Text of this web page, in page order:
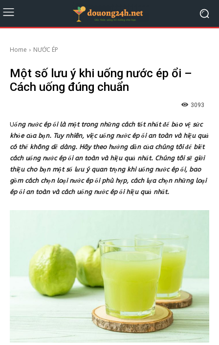
Home NƯỚC ÉP
Một số lưu ý khi uống nước ép ổi –
Cách uống đúng chuẩn
3093
Uống nước ép ổi là một trong những cách tốt nhất để bảo vệ sức
khỏe của bạn. Tuy nhiên, việc uống nước ép ổi an toàn và hiệu quả
có thể không dễ dàng. Hãy theo hướng dẫn của chúng tôi để biết
cách uống nước ép ổi an toàn và hiệu quả nhất. Chúng tôi sẽ giới
thiệu cho bạn một số lưu ý quan trọng khi uống nước ép ổi, bao
gồm cách chọn loại nước ép ổi phù hợp, cách lựa chọn những loại
ép ổi an toàn và cách uống nước ép ổi hiệu quả nhất.